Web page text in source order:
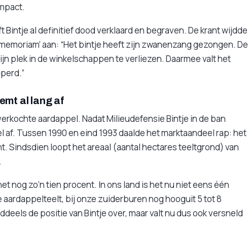
Bintje al definitief dood verklaard en begraven. De krant wijdde
aan: “Het bintje heeft zijn zwanenzang gezongen. De
plek in de winkelschappen te verliezen. Daarmee valt het
al lang af
aardappel. Nadat Milieudefensie Bintje in de ban
af. Tussen 1990 en eind 1993 daalde het marktaandeel rap: het
Sindsdien loopt het areaal (aantal hectares teeltgrond) van
nog zo’n tien procent. In ons land is het nu niet eens één
aardappelteelt, bij onze zuiderburen nog hooguit 5 tot 8
de positie van Bintje over, maar valt nu dus ook versneld